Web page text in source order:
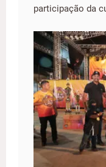
participação da